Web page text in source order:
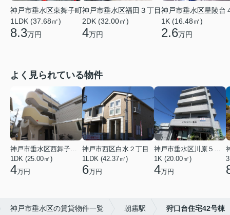
神戸市垂水区東舞子町
1LDK (37.68㎡)
8.3万円
神戸市垂水区福田３丁目
2DK (32.00㎡)
4万円
神戸市垂水区星陵台
1K (16.48㎡)
2.6万円
よく見られている物件
神戸市垂水区西舞子２丁目
1DK (25.00㎡)
4万円
神戸市西区白水２丁目
1LDK (42.37㎡)
6万円
神戸市垂水区川原５丁目
1K (20.00㎡)
4万円
神戸市垂水区の賃貸物件一覧 朝霧駅 狩口台住宅42号棟